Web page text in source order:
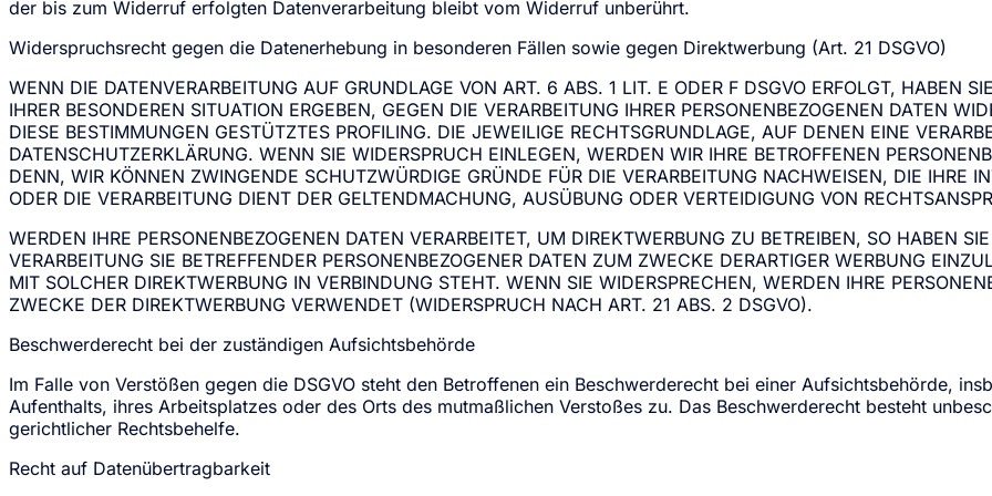
der bis zum Widerruf erfolgten Datenverarbeitung bleibt vom Widerruf unberührt.
Widerspruchsrecht gegen die Datenerhebung in besonderen Fällen sowie gegen Direktwerbung (Art. 21 DSGVO)
WENN DIE DATENVERARBEITUNG AUF GRUNDLAGE VON ART. 6 ABS. 1 LIT. E ODER F DSGVO ERFOLGT, HABEN
IHRER BESONDEREN SITUATION ERGEBEN, GEGEN DIE VERARBEITUNG IHRER PERSONENBEZOGENEN DATEN
DIESE BESTIMMUNGEN GESTÜTZTES PROFILING. DIE JEWEILIGE RECHTSGRUNDLAGE, AUF DENEN EINE
DATENSCHUTZERKLÄRUNG. WENN SIE WIDERSPRUCH EINLEGEN, WERDEN WIR IHRE BETROFFENEN
DENN, WIR KÖNNEN ZWINGENDE SCHUTZWÜRDIGE GRÜNDE FÜR DIE VERARBEITUNG NACHWEISEN, DIE IHRE
ODER DIE VERARBEITUNG DIENT DER GELTENDMACHUNG, AUSÜBUNG ODER VERTEIDIGUNG VON
WERDEN IHRE PERSONENBEZOGENEN DATEN VERARBEITET, UM DIREKTWERBUNG ZU BETREIBEN, SO HABEN
VERARBEITUNG SIE BETREFFENDER PERSONENBEZOGENER DATEN ZUM ZWECKE DERARTIGER WERBUNG
MIT SOLCHER DIREKTWERBUNG IN VERBINDUNG STEHT. WENN SIE WIDERSPRECHEN, WERDEN IHRE
ZWECKE DER DIREKTWERBUNG VERWENDET (WIDERSPRUCH NACH ART. 21 ABS. 2 DSGVO).
Beschwerde­recht bei der zuständigen Aufsichts­behörde
Im Falle von Verstößen gegen die DSGVO steht den Betroffenen ein Beschwerderecht bei einer Aufsichtsbehörde,
Aufenthalts, ihres Arbeitsplatzes oder des Orts des mutmaßlichen Verstoßes zu. Das Beschwerderecht besteht
gerichtlicher Rechtsbehelfe.
Recht auf Daten­übertrag­barkeit